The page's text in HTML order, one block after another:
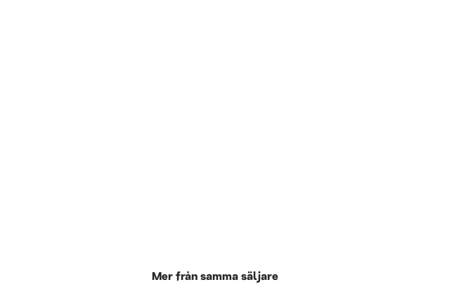
Mer från samma säljare